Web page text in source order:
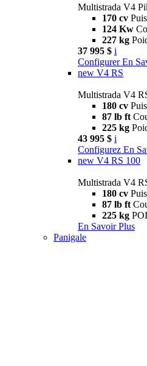
Multistrada V4
170 cv
124 Kw
227 kg
37 995 $ i
Configurer En
new V4 RS
Multistrada V4
180 cv
87 lb ft
225 kg
43 995 $ i
Configurez En
new V4 RS 100
Multistrada V4
180 cv
87 lb ft
225 kg
En Savoir Plus
Panigale